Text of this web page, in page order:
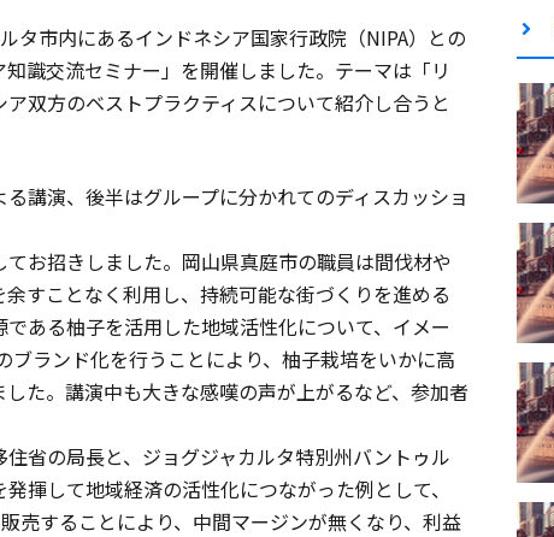
タ市内にあるインドネシア国家行政院（NIPA）との
識交流セミナー」を開催しました。テーマは「リ
双方のベストプラクティスについて紹介し合うと
講演、後半はグループに分かれてのディスカッショ
お招きしました。岡山県真庭市の職員は間伐材や
すことなく利用し、持続可能な街づくりを進める
ある柚子を活用した地域活性化について、イメー
ランド化を行うことにより、柚子栽培をいかに高
た。講演中も大きな感嘆の声が上がるなど、参加者
省の局長と、ジョグジャカルタ特別州バントゥル
揮して地域経済の活性化につながった例として、
売することにより、中間マージンが無くなり、利益